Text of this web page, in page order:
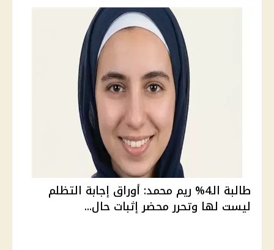
طالبة الـ4% ريم محمد: أوراق إجابة التظلم
ليست لها وتحرر محضر إثبات حال...